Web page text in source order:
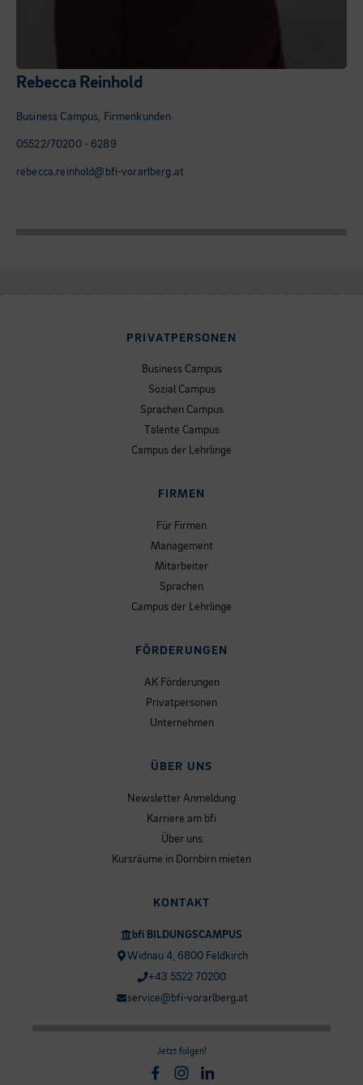
Rebecca Reinhold
Business Campus, Firmenkunden
05522/70200 - 6289
rebecca.reinhold@bfi-vorarlberg.at
PRIVATPERSONEN
Business Campus
Sozial Campus
Sprachen Campus
Talente Campus
Campus der Lehrlinge
FIRMEN
Für Firmen
Management
Mitarbeiter
Sprachen
Campus der Lehrlinge
FÖRDERUNGEN
AK Förderungen
Privatpersonen
Unternehmen
ÜBER UNS
Newsletter Anmeldung
Karriere am bfi
Über uns
Kursräume in Dornbirn mieten
KONTAKT
bfi BILDUNGSCAMPUS
Widnau 4, 6800 Feldkirch
+43 5522 70200
service@bfi-vorarlberg.at
Jetzt folgen!
Facebook
Instagram
Linkedin